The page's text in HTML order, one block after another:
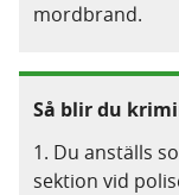
mordbrand.
Så blir du
1. Du anställs
sektion vid